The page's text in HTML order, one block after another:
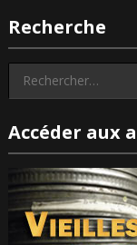
Recherche
Rechercher :
Accéder aux